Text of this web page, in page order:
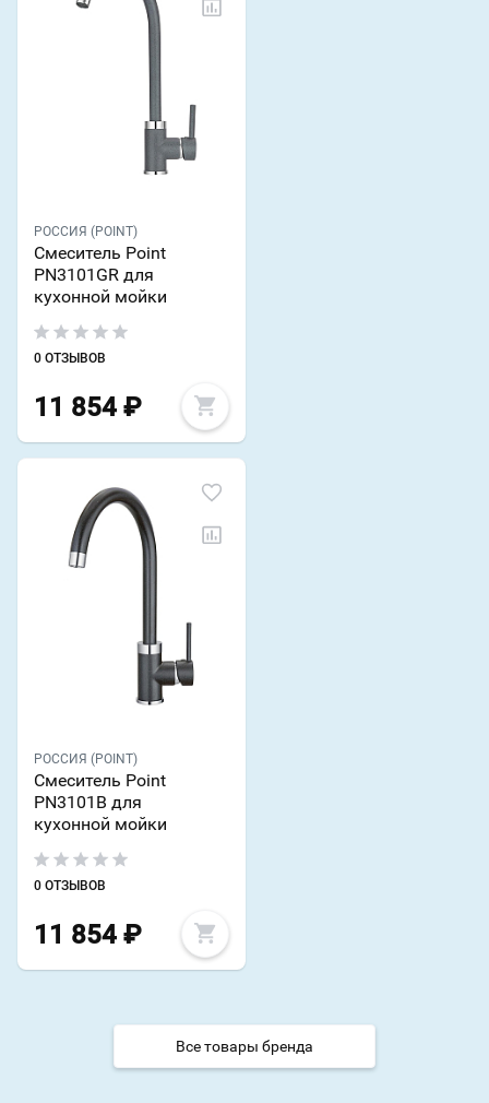
РОССИЯ (POINT)
Смеситель Point
PN3101GR для
кухонной мойки
0 ОТЗЫВОВ
11 854 ₽
РОССИЯ (POINT)
Смеситель Point
PN3101B для
кухонной мойки
0 ОТЗЫВОВ
11 854 ₽
Все товары бренда